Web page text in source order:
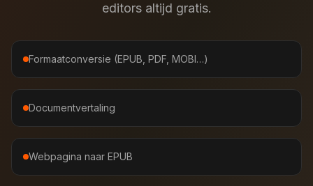
editors altijd gratis.
Formaatconversie (EPUB, PDF, MOBI…)
Documentvertaling
Webpagina naar EPUB